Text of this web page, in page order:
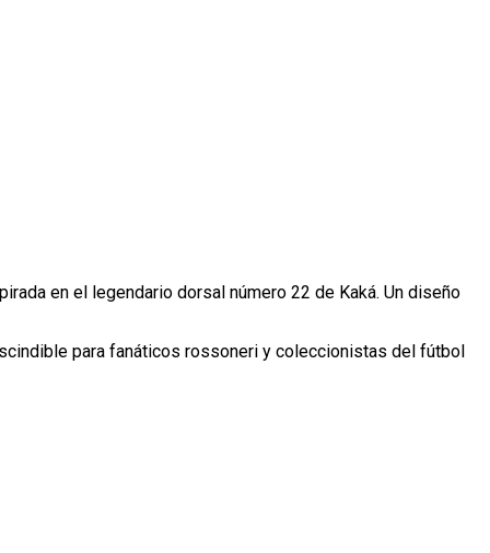
en el legendario dorsal número 22 de Kaká. Un diseño
para fanáticos rossoneri y coleccionistas del fútbol